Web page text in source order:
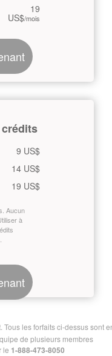
19
US$/mois
9 US$
14 US$
19 US$
Aucun
à
les forfaits ci-dessus sont
de plusieurs membres
le 1-888-473-8050